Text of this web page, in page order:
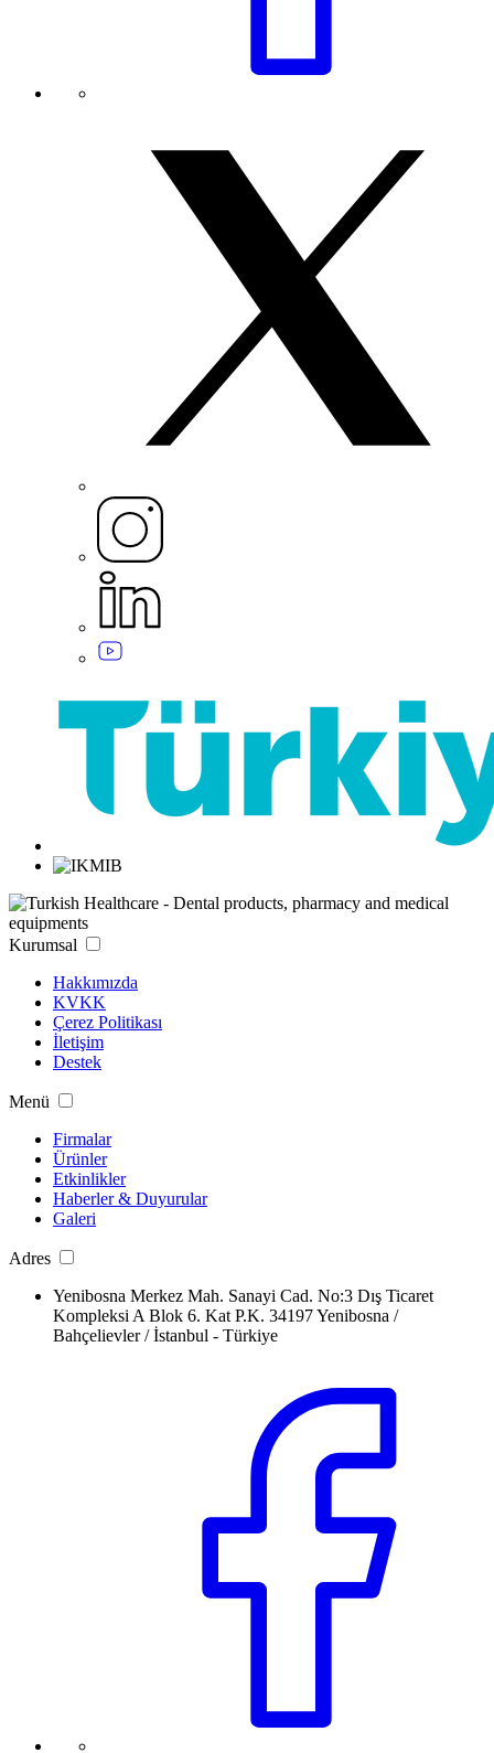
Kurumsal
Hakkımızda
KVKK
Çerez Politikası
İletişim
Destek
Menü
Firmalar
Ürünler
Etkinlikler
Haberler & Duyurular
Galeri
Adres
Yenibosna Merkez Mah. Sanayi Cad. No:3 Dış Ticaret
Kompleksi A Blok 6. Kat P.K. 34197 Yenibosna /
Bahçelievler / İstanbul - Türkiye